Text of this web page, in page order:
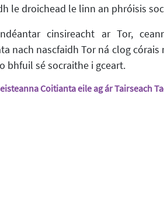
le droichead le linn an phróisis
cinsireacht ar Tor,
nach nascfaidh Tor ná clog córais
bhfuil sé socraithe i gceart.
Coitianta eile ag ár Tairseach